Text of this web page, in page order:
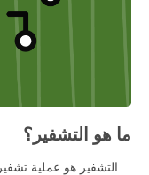
ما هو التشفير؟
التشفير هو عملية